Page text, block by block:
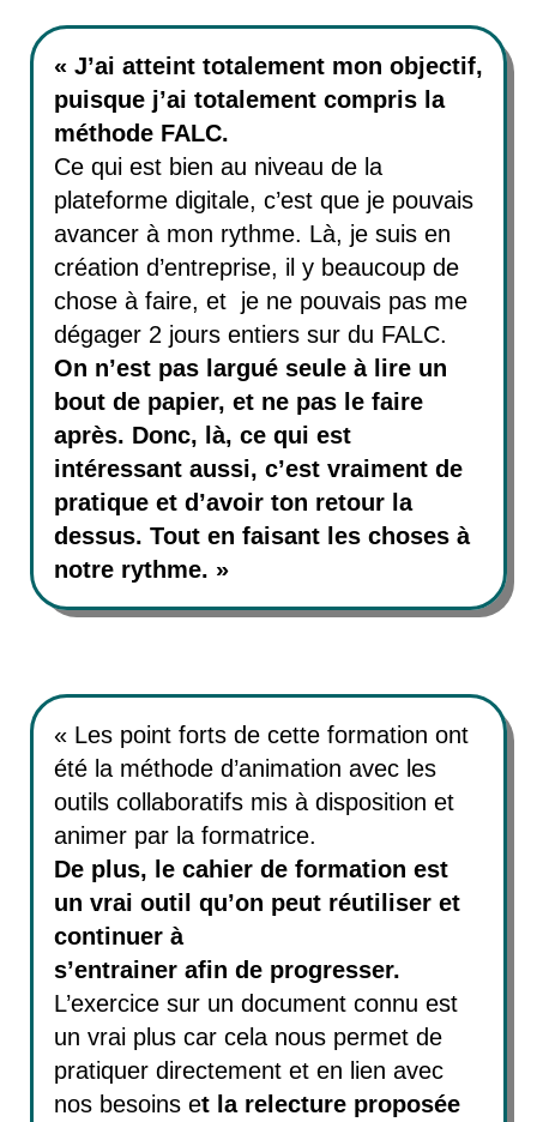
« J’ai atteint totalement mon objectif,
puisque j’ai totalement compris la
méthode FALC.
Ce qui est bien au niveau de la
plateforme digitale, c’est que je pouvais
avancer à mon rythme. Là, je suis en
création d’entreprise, il y beaucoup de
chose à faire, et je ne pouvais pas me
dégager 2 jours entiers sur du FALC.
On n’est pas largué seule à lire un
bout de papier, et ne pas le faire
après. Donc, là, ce qui est
intéressant aussi, c’est vraiment de
pratique et d’avoir ton retour la
dessus. Tout en faisant les choses à
notre rythme. »
« Les point forts de cette formation ont
été la méthode d’animation avec les
outils collaboratifs mis à disposition et
animer par la formatrice.
De plus, le cahier de formation est
un vrai outil qu’on peut réutiliser et
continuer à
s’entrainer afin de progresser.
L’exercice sur un document connu est
un vrai plus car cela nous permet de
pratiquer directement et en lien avec
nos besoins et la relecture proposée